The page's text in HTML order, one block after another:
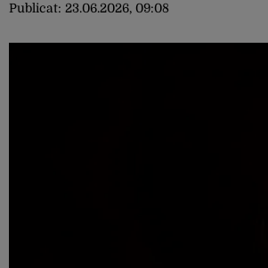
Publicat: 23.06.2026, 09:08